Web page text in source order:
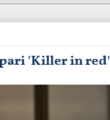
'Killer in red'